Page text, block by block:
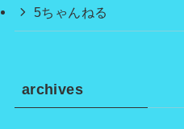
5ちゃんねる
archives